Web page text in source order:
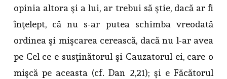
opinia altora şi a lui, ar trebui să ştie, dacă ar fi
înţelept, că nu s-ar putea schimba vreodată
ordinea şi mişcarea cerească, dacă nu l-ar avea
pe Cel ce e susţinătorul şi Cauzatorul ei, care o
mişcă pe aceasta (cf. Dan 2,21); şi e Făcătorul